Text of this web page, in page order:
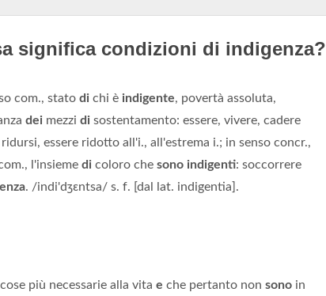
significa condizioni di indigenza?
com., stato di chi è indigente, povertà assoluta,
dei mezzi di sostentamento: essere, vivere, cadere
essere ridotto all'i., all'estrema i.; in senso concr.,
l'insieme di coloro che sono indigenti: soccorrere
. /indi'dʒɛntsa/ s. f. [dal lat. indigentia].
più necessarie alla vita e che pertanto non sono in